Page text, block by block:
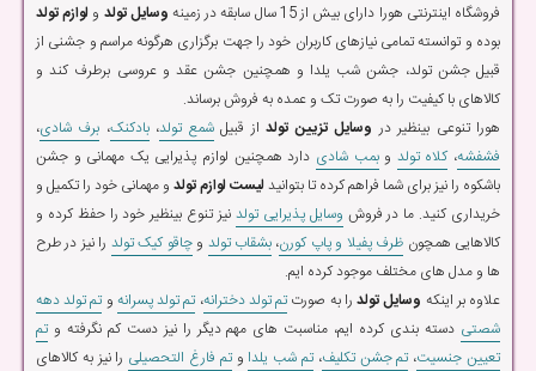
فروشگاه اینترنتی هورا دارای بیش از 15 سال سابقه در زمینه وسایل تولد و لوازم تولد
بوده و توانسته تمامی نیازهای کاربران خود را جهت برگزاری هرگونه مراسم و جشنی از
قبیل جشن تولد، جشن شب یلدا و همچنین جشن عقد و عروسی برطرف کند و
کالاهای با کیفیت را به صورت تک و عمده به فروش برساند.
هورا تنوعی بینظیر در وسایل تزیین تولداز قبیلشمع تولد،بادکنک، برف شادی،
فشفشه،کلاه تولد وبمب شادی دارد همچنین لوازم پذیرایی یک مهمانی و جشن
باشکوه را نیز برای شما فراهم کرده تا بتوانیدلیست لوازم تولد و مهمانی خود را تکمیل و
خریداری کنید. ما در فروش وسایل پذیرایی تولد نیز تنوع بینظیر خود را حفظ کرده و
کالاهایی همچون ظرف پفیلا و پاپ کورن،بشقاب تولد وچاقو کیک تولد را نیز در طرح
ها و مدل های مختلف موجود کرده ایم.
علاوه بر اینکه وسایل تولدرا به صورتتم تولد دخترانه،تم تولد پسرانه وتم تولد دهه
شصتی دسته بندی کرده ایم، مناسبت های مهم دیگر را نیز دست کم نگرفته وتم
تعیین جنسیت،تم جشن تکلیف،تم شب یلدا وتم فارغ التحصیلی را نیز به کالاهای